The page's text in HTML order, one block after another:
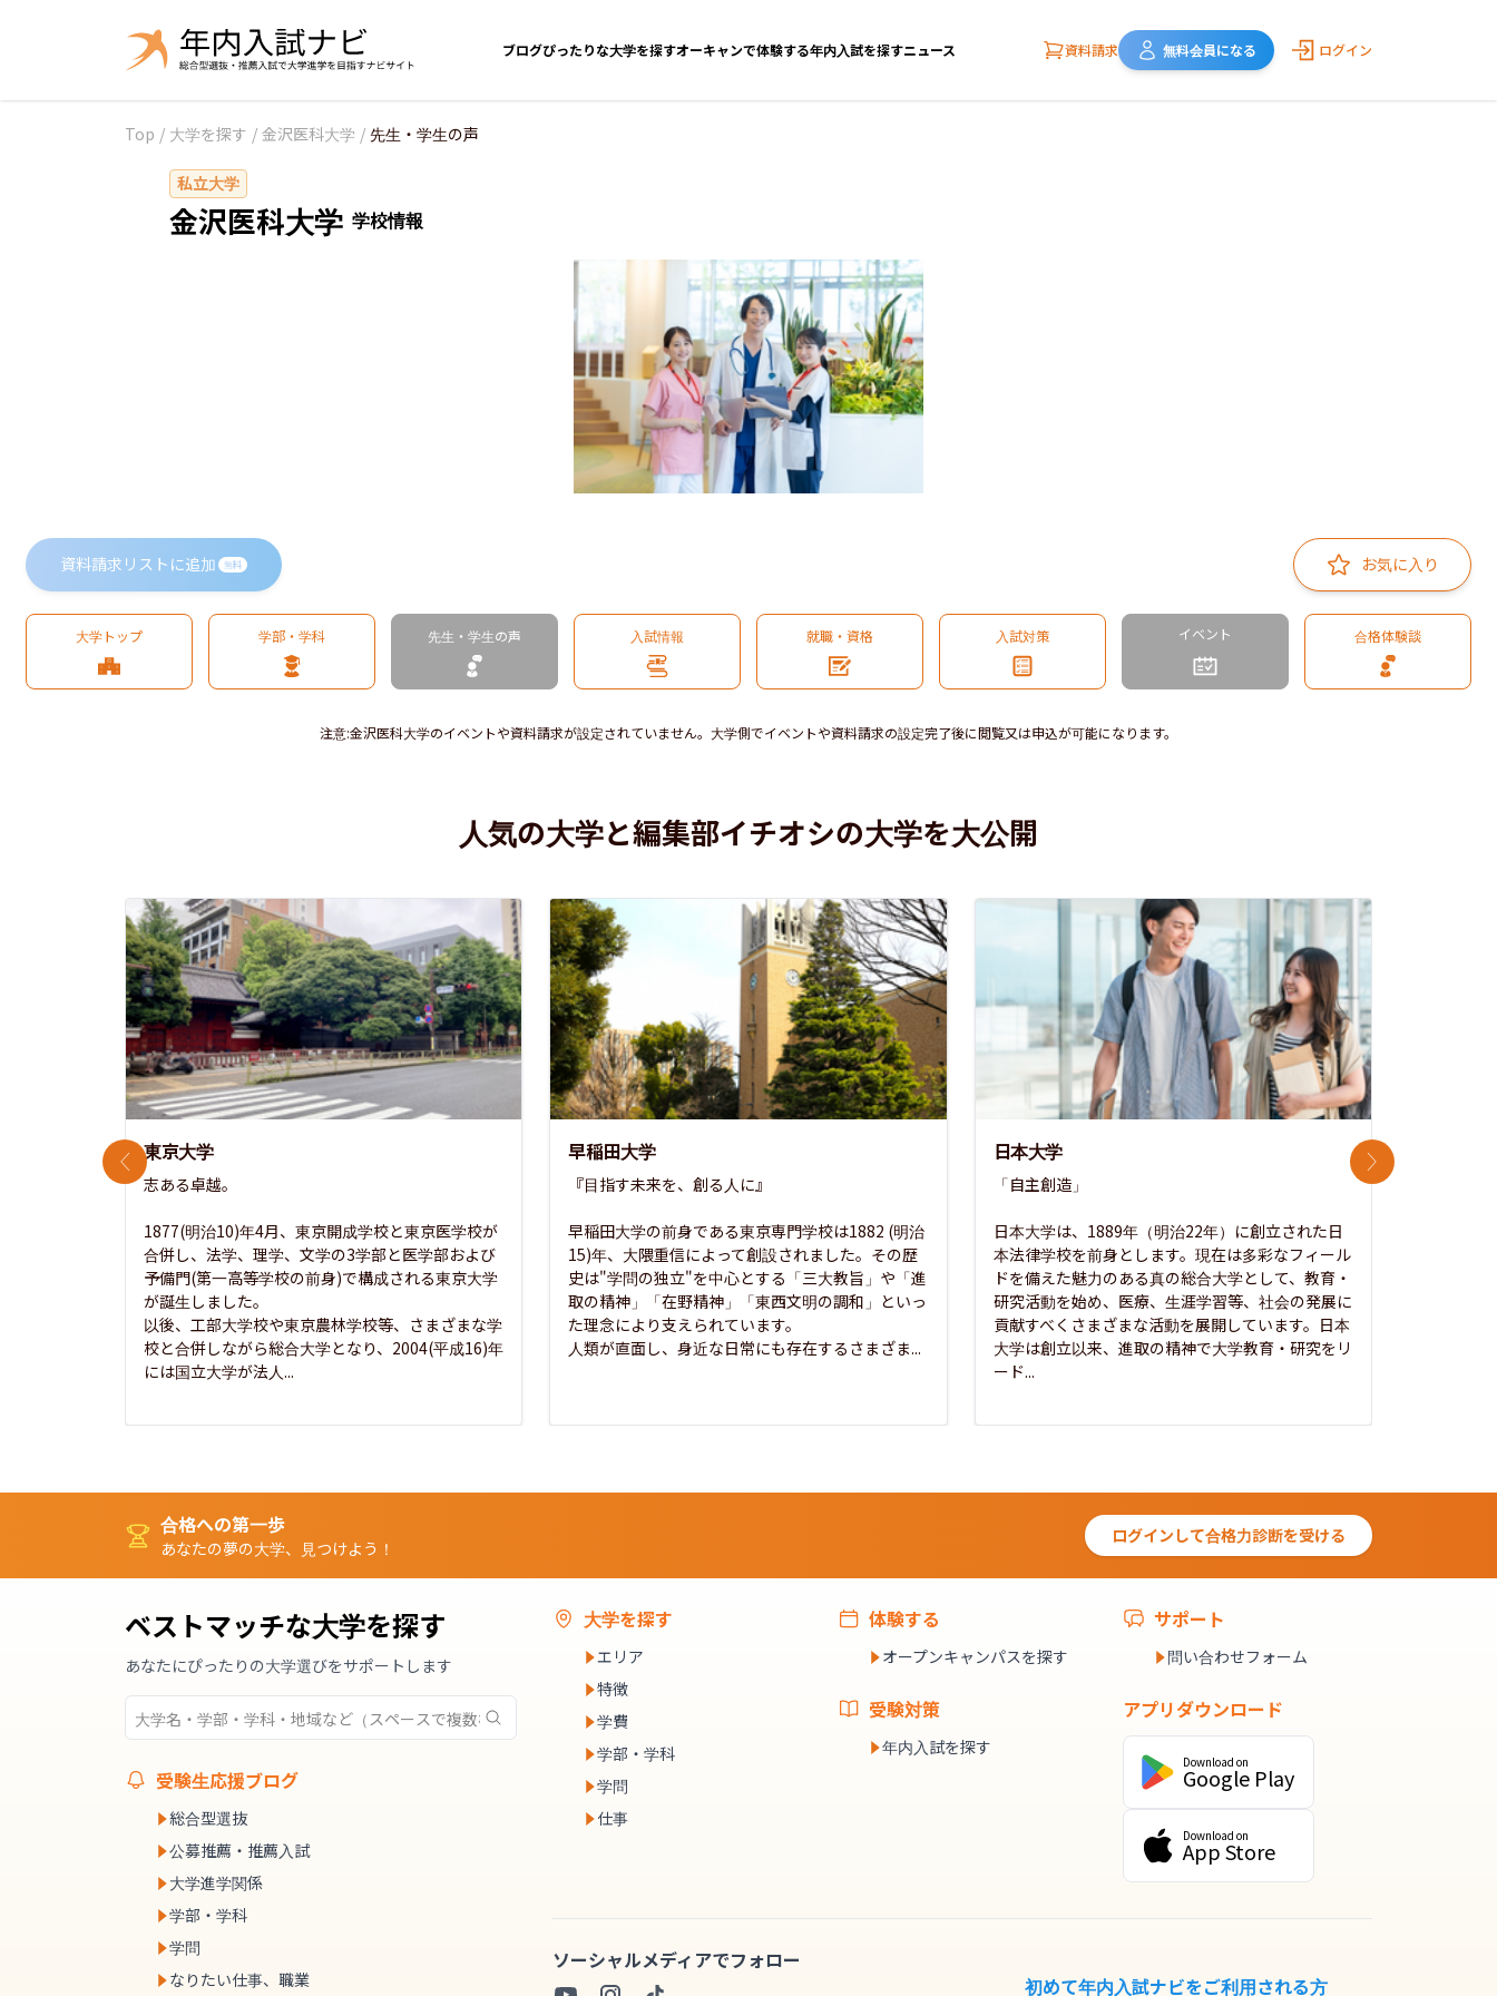
ブログぴったりな大学を探すオーキャンで体験する年内入試を探すニュース 資料請求 無料会員になる ログイン
Top / 大学を探す / 金沢医科大学 / 先生・学生の声
私立大学
金沢医科大学 学校情報
資料請求リストに追加 無料 お気に入り
大学トップ 学部・学科 先生・学生の声 入試情報 就職・資格 入試対策 イベント 合格体験談
注意:金沢医科大学のイベントや資料請求が設定されていません。大学側でイベントや資料請求の設定完了後に閲覧又は申込が可能になります。
人気の大学と編集部イチオシの大学を大公開
東京大学
志ある卓越。
1877(明治10)年4月、東京開成学校と東京医学校が
合併し、法学、理学、文学の3学部と医学部および
予備門(第一高等学校の前身)で構成される東京大学
が誕生しました。
以後、工部大学校や東京農林学校等、さまざまな学
校と合併しながら総合大学となり、2004(平成16)年
には国立大学が法人...
早稲田大学
『目指す未来を、創る人に』
早稲田大学の前身である東京専門学校は1882 (明治
15)年、大隈重信によって創設されました。その歴
史は"学問の独立"を中心とする「三大教旨」や「進
取の精神」「在野精神」「東西文明の調和」といっ
た理念により支えられています。
人類が直面し、身近な日常にも存在するさまざま...
日本大学
「自主創造」
日本大学は、1889年（明治22年）に創立された日
本法律学校を前身とします。現在は多彩なフィール
ドを備えた魅力のある真の総合大学として、教育・
研究活動を始め、医療、生涯学習等、社会の発展に
貢献すべくさまざまな活動を展開しています。日本
大学は創立以来、進取の精神で大学教育・研究をリ
ード...
前のスライド 次のスライド
合格への第一歩
あなたの夢の大学、見つけよう！
ログインして合格力診断を受ける
ベストマッチな大学を探す
あなたにぴったりの大学選びをサポートします
受験生応援ブログ
総合型選抜
公募推薦・推薦入試
大学進学関係
学部・学科
学問
なりたい仕事、職業
大学を探す
エリア
特徴
学費
学部・学科
学問
仕事
体験する
オープンキャンパスを探す
受験対策
年内入試を探す
サポート
問い合わせフォーム
アプリダウンロード
Download on
Google Play
Download on
App Store
ソーシャルメディアでフォロー
初めて年内入試ナビをご利用される方